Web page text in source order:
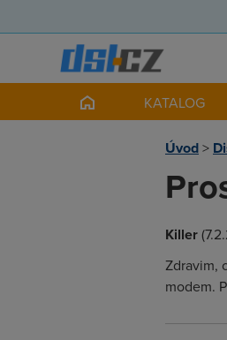
KATALOG
Úvod>
Killer
Zdravim,
modem.